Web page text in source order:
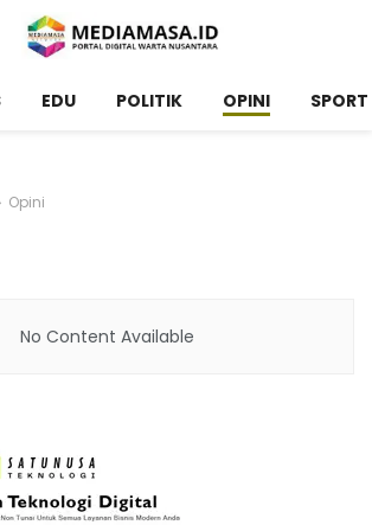
EDU POLITIK OPINI SPORT
Opini
No Content Available